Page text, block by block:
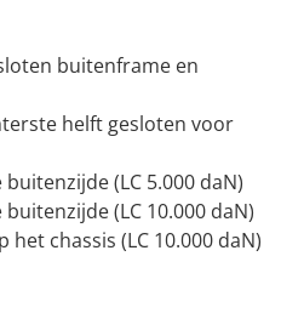
buitenframe en
helft gesloten voor
(LC 5.000 daN)
(LC 10.000 daN)
chassis (LC 10.000 daN)